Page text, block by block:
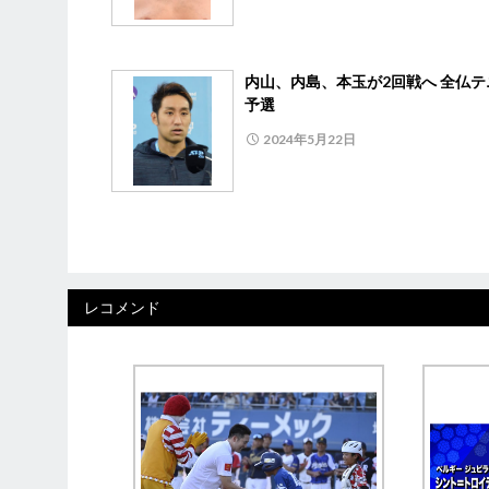
内山、内島、本玉が2回戦へ 全仏
予選
2024年5月22日
レコメンド